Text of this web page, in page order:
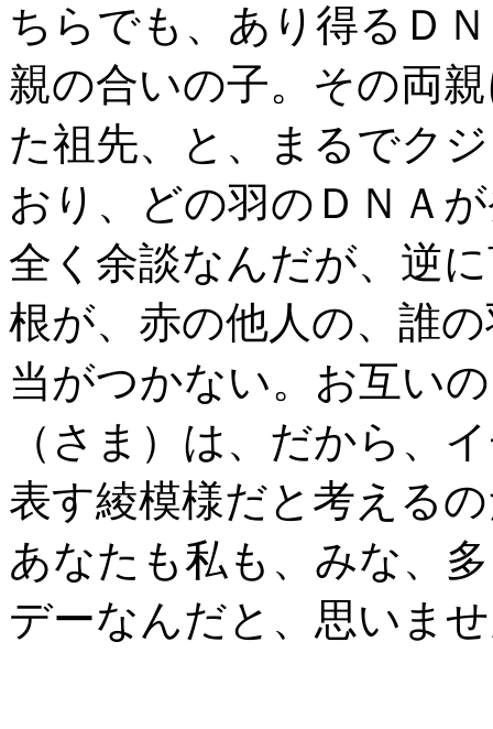
ちらでも、あり得るＤ
親の合いの子。その両
た祖先、と、まるでク
おり、どの羽のＤＮＡ
全く余談なんだが、逆
根が、赤の他人の、誰
当がつかない。お互い
（さま）は、だから、
表す綾模様だと考える
あなたも私も、みな、
デーなんだと、思いま